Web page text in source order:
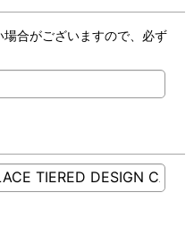
合がございますので、必ず